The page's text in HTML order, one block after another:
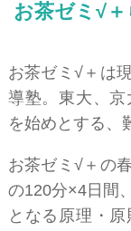
お茶ゼミ√
お茶ゼミ√＋は
導塾。東大、
を始めとする、
お茶ゼミ√＋の
の120分×4日間
となる原理・